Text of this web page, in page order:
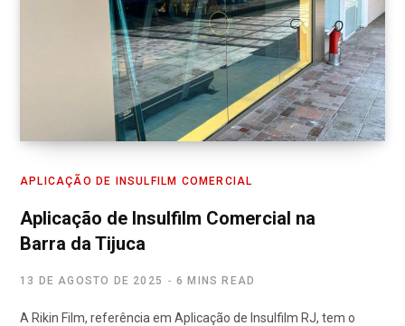
APLICAÇÃO DE INSULFILM COMERCIAL
Aplicação de Insulfilm Comercial na
Barra da Tijuca
13 DE AGOSTO DE 2025 6 MINS READ
A Rikin Film, referência em Aplicação de Insulfilm RJ, tem o